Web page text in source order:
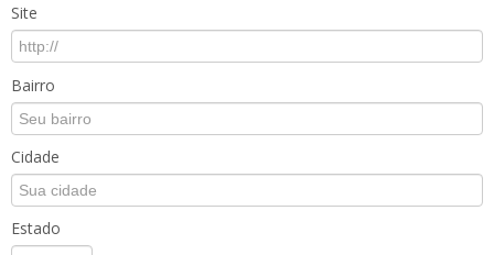
Site
Bairro
Cidade
Estado